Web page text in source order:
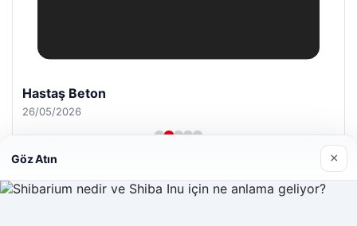
Hastaş Beton
26/05/2026
Göz Atın ×